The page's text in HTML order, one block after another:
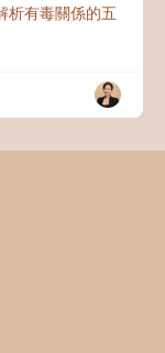
析有毒關係的五